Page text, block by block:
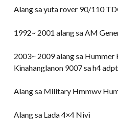
Alang sa yuta rover 90/110
1992~ 2001 alang sa AM
2003~ 2009 alang sa
Kinahanglanon 9007 sa h4
Alang sa Military Hmmwv
Alang sa Lada 4×4 Nivi